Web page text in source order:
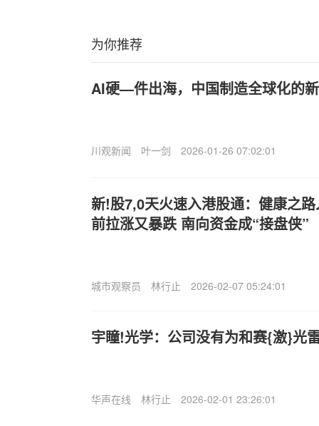
为你推荐
AI硬—件出海，中国制造全球化的
川观新闻 叶一剑 2026-01-26 07:02:01
新!股7,0天火速入港股通：健康之
前拉涨又暴跌 南向资金成“接盘侠”
城市观察员 林行止 2026-02-07 05:24:01
宇瞳!光学：公司没有为和赛{激}光
华声在线 林行止 2026-02-01 23:26:01